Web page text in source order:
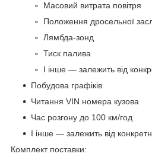
Масовий витрата повітря
Положення дросельної
Лямбда-зонд
Тиск палива
І інше ― залежить від
Побудова графіків
Читання VIN номера кузова
Час розгону до 100 км/год
І інше ― залежить від
Комплект поставки: